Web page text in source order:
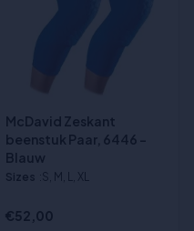
McDavid Zeskant
beenstuk Paar, 6446 -
Blauw
Sizes :S, M, L, XL
€52,00